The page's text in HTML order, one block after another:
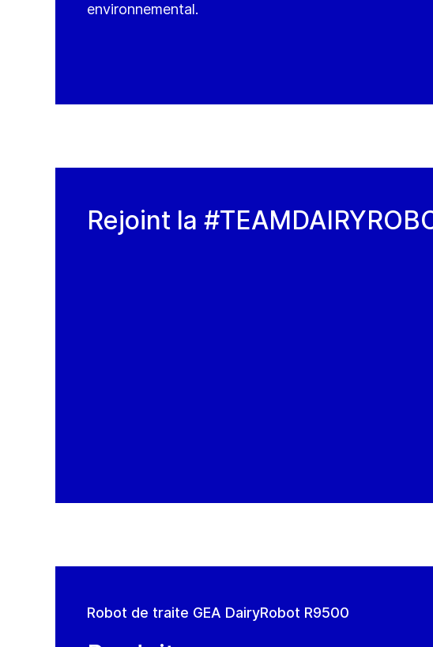
environnemental.
Rejoint la
Robot de traite GEA DairyRobot R9500